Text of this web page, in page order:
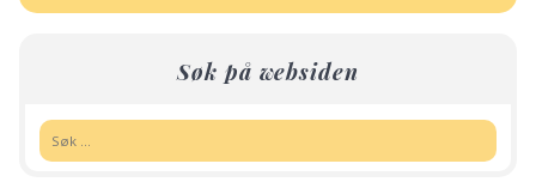
Søk på websiden